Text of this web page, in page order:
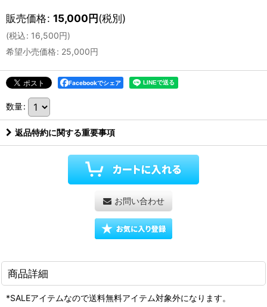
販売価格: 15,000円(税別)
(税込: 16,500円)
希望小売価格: 25,000円
Facebookでシェア
数量:
返品特約に関する重要事項
お問い合わせ
商品詳細
*SALEアイテムなので送料無料アイテム対象外になります。